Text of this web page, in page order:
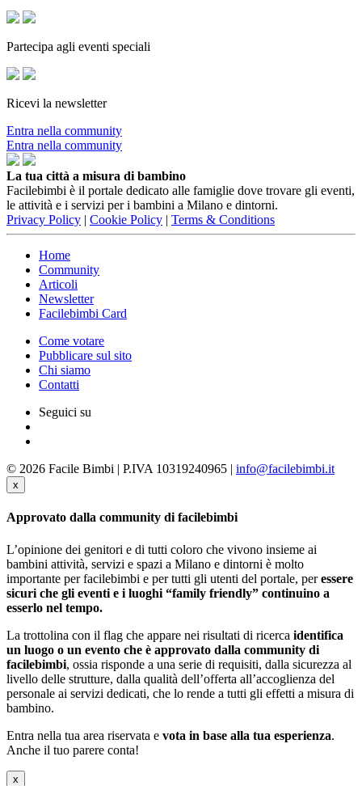
Partecipa agli eventi speciali
Ricevi la newsletter
Entra nella community
Entra nella community
La tua città a misura di bambino
Facilebimbi è il portale dedicato alle famiglie dove trovare gli eventi,
le attività e i servizi per i bambini a Milano e dintorni.
Privacy Policy | Cookie Policy | Terms & Conditions
Home
Community
Articoli
Newsletter
Facilebimbi Card
Come votare
Pubblicare sul sito
Chi siamo
Contatti
Seguici su
© 2026 Facile Bimbi | P.IVA 10319240965 | info@facilebimbi.it
x
Approvato dalla community di facilebimbi
L’opinione dei genitori e di tutti coloro che vivono insieme ai
bambini attività, servizi e spazi a Milano e dintorni è molto
importante per facilebimbi e per tutti gli utenti del portale, peressere
sicuri che gli eventi e i luoghi “family friendly” continuino a
esserlo nel tempo.
La trottolina con il flag che appare nei risultati di ricerca identifica
un luogo o un evento che è approvato dalla community di
facilebimbi, ossia risponde a una serie di requisiti, dalla sicurezza al
livello delle strutture, dalla qualità dell’offerta all’accoglienza del
personale ai servizi dedicati, che lo rende a tutti gli effetti a misura di
bambino.
Entra nella tua area riservata e vota in base alla tua esperienza.
Anche il tuo parere conta!
x